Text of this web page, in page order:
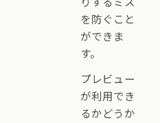
を防ぐこと
ができま
す。
プレビュー
が利用でき
るかどうか